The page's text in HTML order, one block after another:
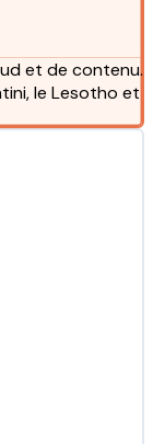
et de contenu.
le Lesotho et